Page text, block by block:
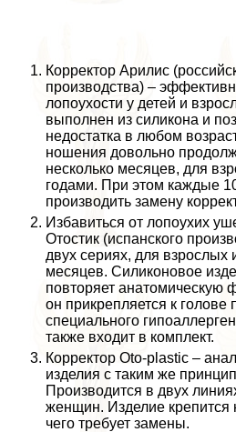
Корректор Арилис
производства) –
лопоухости у детей и
выполнен из силикона и
недостатка в любом
ношения довольно
несколько месяцев, для
годами. При этом каждые
производить замену
Избавиться от лопоухих
Отостик (испанского
двух сериях, для взрослых
месяцев. Силиконовое
повторяет
он прикрепляется к
специального
также входит в комплект.
Корректор Oto-plastic –
изделия с таким же
Производится в двух
женщин. Изделие крепится
чего требует замены.